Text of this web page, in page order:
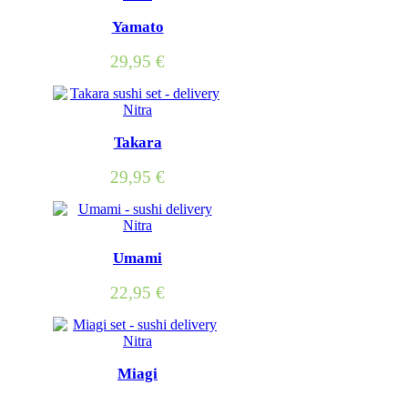
Yamato
29,95 €
Takara
29,95 €
Umami
22,95 €
Miagi